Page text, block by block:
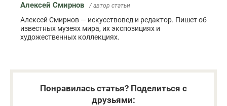
Алексей Смирнов / автор статьи
Алексей Смирнов — искусствовед и редактор. Пишет об
известных музеях мира, их экспозициях и
художественных коллекциях.
Понравилась статья? Поделиться с
друзьями: